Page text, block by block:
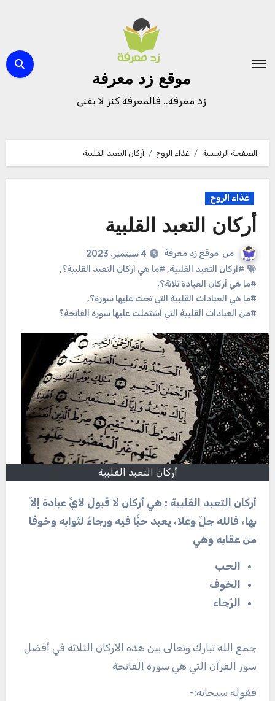
موقع زد معرفة
زد معرفة.. فالمعرفة كنز لا يفنى
الصفحة الرئيسية غذاء الروح أركان التعبد القلبية
غذاء الروح
أركان التعبد القلبية
من موقع زد معرفة
4 سبتمبر، 2023
#أركان التعبد القلبية, #ما هي أركان التعبد القلبية؟,
#ما هي أركان العبادة ثلاثة؟,
#ما هي العبادات القلبية التي تحث عليها سورة؟,
#من العبادات القلبية التي أشتملت عليها سورة الفاتحة؟
أركان التعبد القلبية
أركان التعبد القلبية : هي أركان لا قبول لأيِّ عبادة إلاّ
بها، فالله جلّ وعلا، يعبد حبًّا فيه ورجاءً لثوابه وخوفًا
من عقابه وهي
الحب
الخوف
الرّجاء
جمع الله تبارك وتعالى بين هذه الأركان الثلاثة في أفضل
سور القرآن التي هي سورة الفاتحة
فقوله سبحانه:-